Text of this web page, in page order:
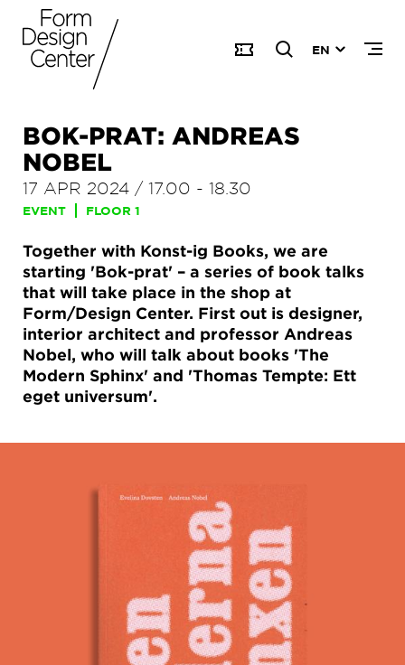
EN
BOK-PRAT: ANDREAS
NOBEL
17 APR 2024 / 17.00 - 18.30
EVENT FLOOR 1
Together with Konst-ig Books, we are
starting 'Bok-prat' – a series of book talks
that will take place in the shop at
Form/Design Center. First out is designer,
interior architect and professor Andreas
Nobel, who will talk about books 'The
Modern Sphinx' and 'Thomas Tempte: Ett
eget universum'.